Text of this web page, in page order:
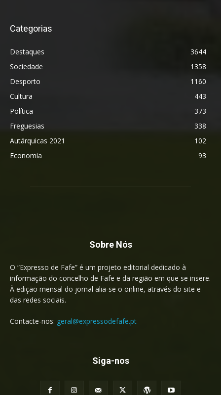
Categorias
Destaques
3644
Sociedade
1358
Desporto
1160
Cultura
443
Política
373
Freguesias
338
Autárquicas 2021
102
Economia
93
Sobre Nós
O “Expresso de Fafe” é um projeto editorial dedicado à
informação do concelho de Fafe e da região em que se insere.
À edição mensal do jornal alia-se o online, através do site e
das redes sociais.
Contacte-nos: geral@expressodefafe.pt
Siga-nos